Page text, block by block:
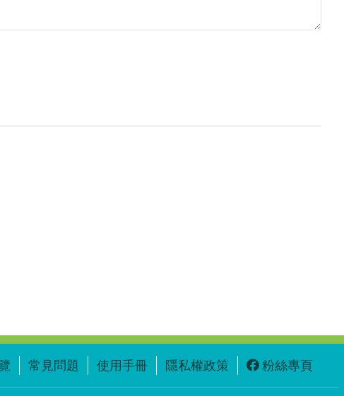
常見問題 使用手冊 隱私權政策 粉絲專頁